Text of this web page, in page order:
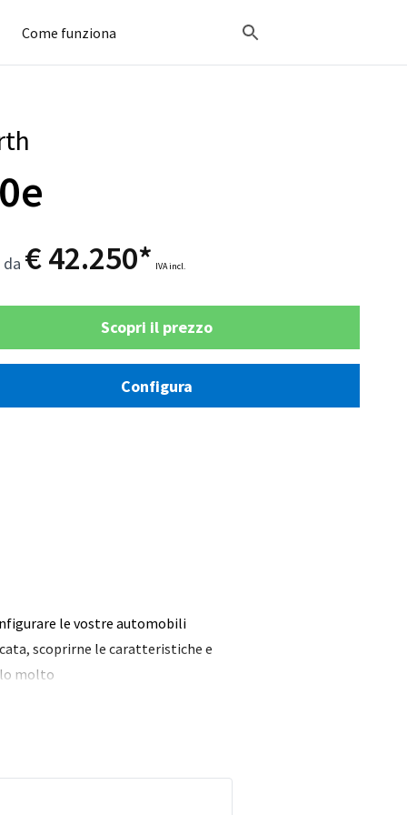
Come funziona
da € 42.250* IVA incl.
Scopri il prezzo
Configura
le vostre automobili
scoprirne le caratteristiche e
molto